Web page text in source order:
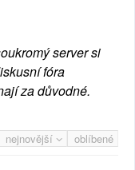
server si
fóra
za důvodné.
nejnovější oblíbené